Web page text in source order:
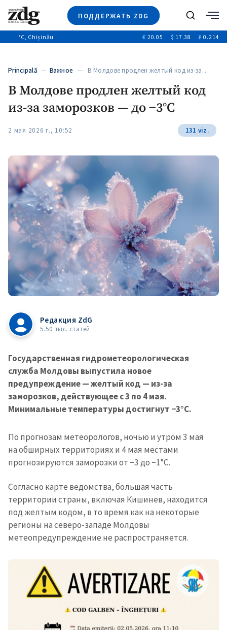
ПОДДЕРЖАТЬ ZDG
Новости
Расследования
Общество
+312
Выборы 2025
Поиск
°C, Chișinău € 20.05 $ 17.38 ₽ 0.214
Principală — Важное — В Молдове продлен желтый код из-за…
В Молдове продлен желтый код
из-за заморозков — до −3°C
2 мая 2026 г., 10:52 131 viz.
Редакция ZdG
5.50 тыс. статей
Государственная гидрометеорологическая
служба Молдовы выпустила новое
предупреждение — желтый код — из-за
заморозков, действующее с 3 по 4 мая.
Минимальные температуры достигнут −3°C.
По прогнозам метеорологов, ночью и утром 3 мая
на обширных территориях и 4 мая местами
прогнозируются заморозки от −3 до −1°C.
Согласно карте ведомства, большая часть
территории страны, включая Кишинев, находится
под желтым кодом, в то время как на некоторые
регионы на северо-западе Молдовы
метеопредупреждение не распространяется.